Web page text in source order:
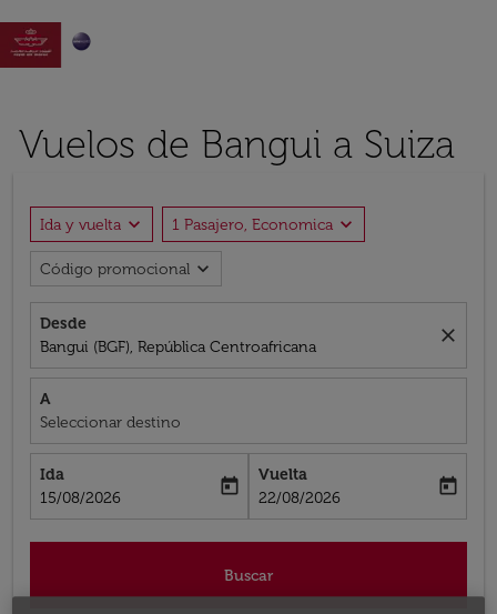

Vuelos de Bangui a Suiza
Ida y vuelta expand_more 1 Pasajero, Economica expand_more
Código promocional expand_more
Desde
Bangui (BGF), República Centroafricana
close
A
Seleccionar destino
Ida
fc-booking-departure-date-aria-label
15/08/2026
today
Vuelta
fc-booking-return-date-aria-label
22/08/2026
today
Buscar